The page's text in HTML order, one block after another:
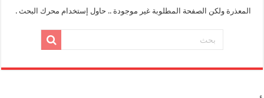
المعذرة ولكن الصفحة المطلوبة غير موجودة .. حاول إستخدام محرك البحث .